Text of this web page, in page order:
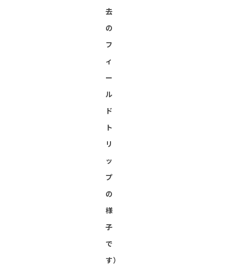
去
の
フ
ィ
ー
ル
ド
ト
リ
ッ
プ
の
様
子
で
す）